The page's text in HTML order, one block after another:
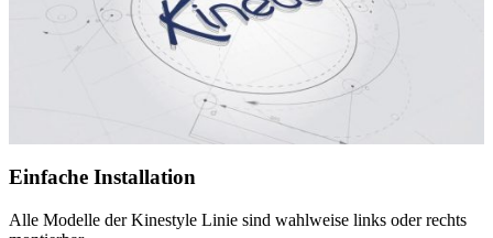
Broschüren
Produktbroschüre Kinedo Duschabtrennungen
Produktbroschüre Kinedo Duschwannen 3.3 MB
Download